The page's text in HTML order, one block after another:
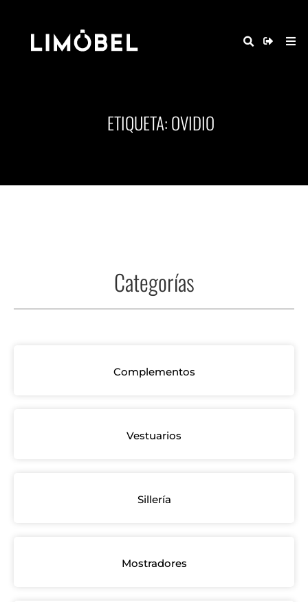
ETIQUETA: OVIDIO
Categorías
Complementos
Vestuarios
Sillería
Mostradores